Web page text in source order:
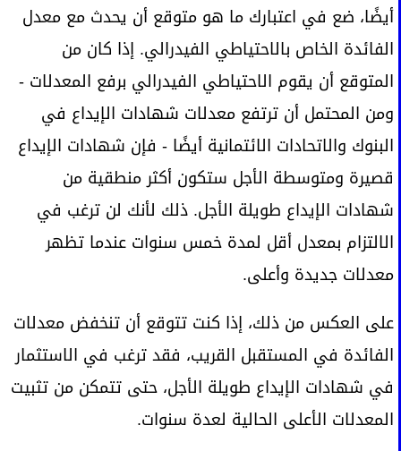
أيضًا، ضع في اعتبارك ما هو متوقع أن يحدث مع معدل
الفائدة الخاص بالاحتياطي الفيدرالي. إذا كان من
المتوقع أن يقوم الاحتياطي الفيدرالي برفع المعدلات -
ومن المحتمل أن ترتفع معدلات شهادات الإيداع في
البنوك والاتحادات الائتمانية أيضًا - فإن شهادات الإيداع
قصيرة ومتوسطة الأجل ستكون أكثر منطقية من
شهادات الإيداع طويلة الأجل. ذلك لأنك لن ترغب في
الالتزام بمعدل أقل لمدة خمس سنوات عندما تظهر
معدلات جديدة وأعلى.
على العكس من ذلك، إذا كنت تتوقع أن تنخفض معدلات
الفائدة في المستقبل القريب، فقد ترغب في الاستثمار
في شهادات الإيداع طويلة الأجل، حتى تتمكن من تثبيت
المعدلات الأعلى الحالية لعدة سنوات.